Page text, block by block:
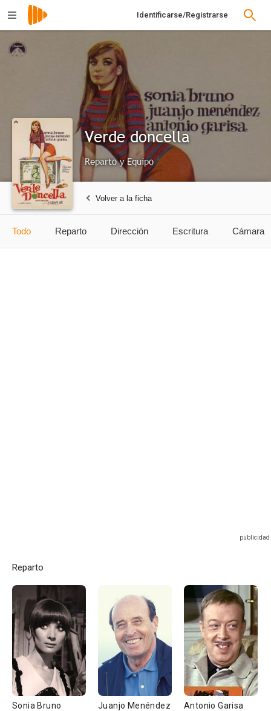
Identificarse/Registrarse
Verde doncella
Reparto y Equipo
Volver a la ficha
Todo Reparto Dirección Escritura Cámara
Reparto
Sonia Bruno Juanjo Menéndez Antonio Garisa